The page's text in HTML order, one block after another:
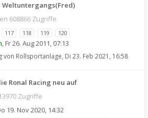
608866 Zugriffe
117 118 119 120
, Fr 26. Aug 2011, 07:13
von Rollsportanlage, Di 23. Feb 2021, 16:58
Ronal Racing neu auf
Zugriffe
19. Nov 2020, 14:32